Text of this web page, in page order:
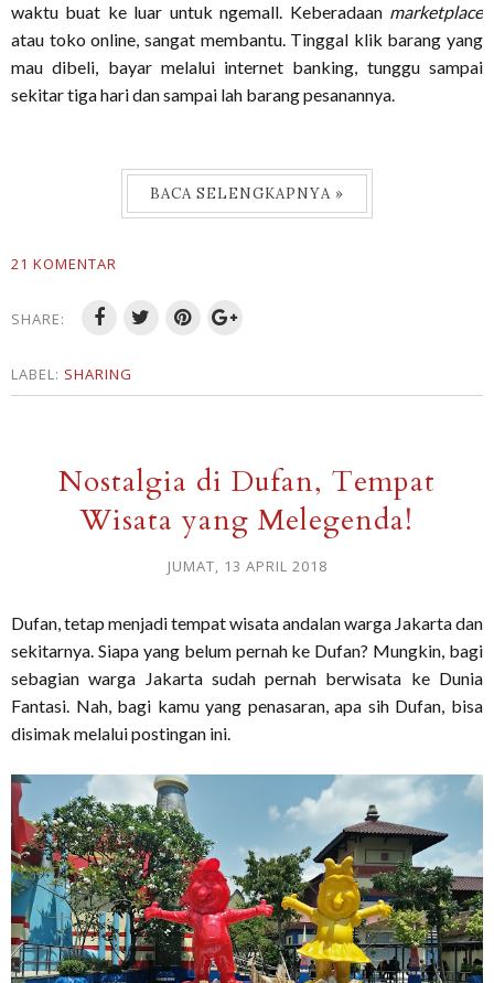
waktu buat ke luar untuk ngemall. Keberadaan marketplace
atau toko online, sangat membantu. Tinggal klik barang yang
mau dibeli, bayar melalui internet banking, tunggu sampai
sekitar tiga hari dan sampai lah barang pesanannya.
BACA SELENGKAPNYA »
21 KOMENTAR
SHARE:
LABEL: SHARING
Nostalgia di Dufan, Tempat
Wisata yang Melegenda!
JUMAT, 13 APRIL 2018
Dufan, tetap menjadi tempat wisata andalan warga Jakarta dan
sekitarnya. Siapa yang belum pernah ke Dufan? Mungkin, bagi
sebagian warga Jakarta sudah pernah berwisata ke Dunia
Fantasi. Nah, bagi kamu yang penasaran, apa sih Dufan, bisa
disimak melalui postingan ini.